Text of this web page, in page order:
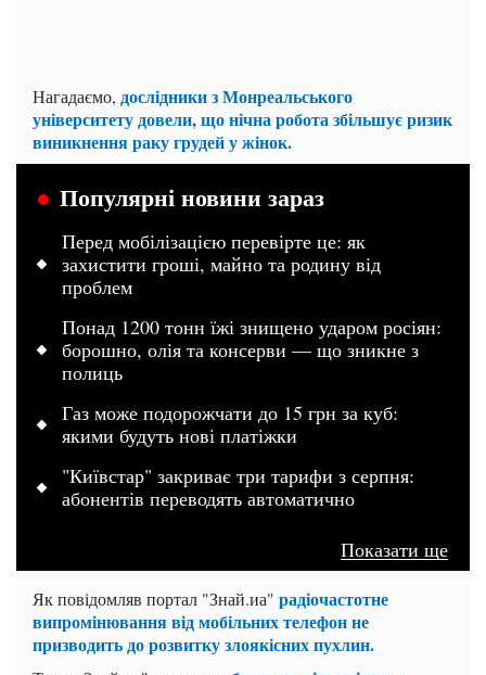
Нагадаємо, дослідники з Монреальського
університету довели, що нічна робота збільшує ризик
виникнення раку грудей у жінок.
Популярні новини зараз
Перед мобілізацією перевірте це: як
захистити гроші, майно та родину від
проблем
Понад 1200 тонн їжі знищено ударом росіян:
борошно, олія та консерви — що зникне з
полиць
Газ може подорожчати до 15 грн за куб:
якими будуть нові платіжки
"Київстар" закриває три тарифи з серпня:
абонентів переводять автоматично
Показати ще
Як повідомляв портал "Знай.иа" радіочастотне
випромінювання від мобільних телефон не
призводить до розвитку злоякісних пухлин.